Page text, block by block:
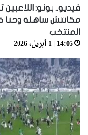
فيديو.. بونو: اللاعبين
مكانتش ساهلة وحنا
المنتخب
14:05 | 1 أبريل، 2026